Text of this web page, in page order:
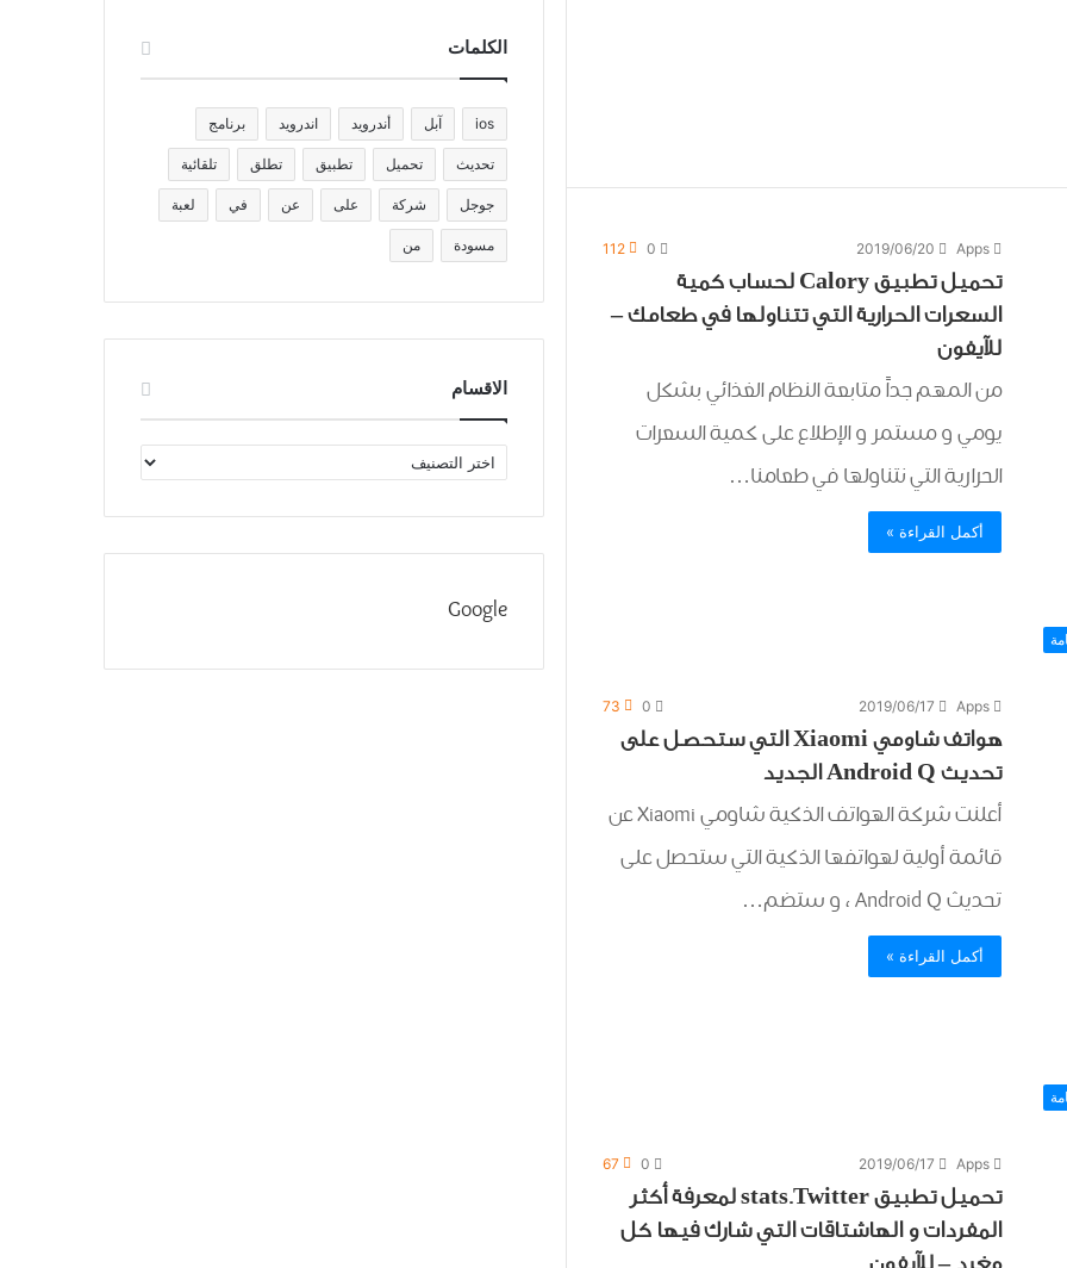
Apps
2019/06/20
0
112
تحميل تطبيق Calory لحساب كمية
السعرات الحرارية التي تتناولها في طعامك –
للآيفون
من المهم جداً متابعة النظام الغذائي بشكل
يومي و مستمر و الإطلاع على كمية السعرات
الحرارية التي نتناولها في طعامنا…
أكمل القراءة »
Apps
2019/06/17
0
73
هواتف شاومي Xiaomi التي ستحصل على
تحديث Android Q الجديد
أعلنت شركة الهواتف الذكية شاومي Xiaomi عن
قائمة أولية لهواتفها الذكية التي ستحصل على
تحديث Android Q ، و ستضم…
أكمل القراءة »
Apps
2019/06/17
0
67
تحميل تطبيق stats.Twitter لمعرفة أكثر
المفردات و ﺍﻟﻬﺎﺷﺘﺎﻗﺎﺕ التي شارك فيها كل
الكلمات
ios آبل أندرويد اندرويد برنامج
تحديث تحميل تطبيق تطلق تلقائية
جوجل شركة على عن في لعبة
مسودة من
الاقسام
الاقسام
Google